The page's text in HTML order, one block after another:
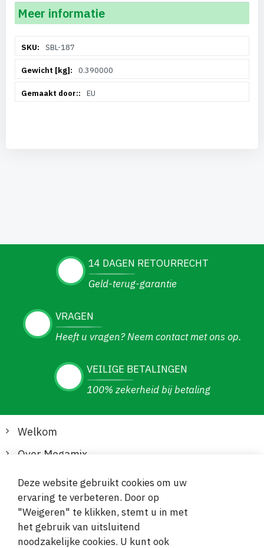
Meer informatie
informatieSBL-187
0.390000
EU
14 DAGEN RETOURRECHT
Geld-terug-garantie
VRAGEN
Heeft u vragen? Neem contact met ons op.
VEILIGE BETALINGEN
100% zekerheid bij betaling
Welkom
Over Megamix
Informatie
Klantenservice
Veilige en gemakkelijke betalingen
Deze website gebruikt cookies om uw
ervaring te verbeteren. Door op
"Weigeren" te klikken, stemt u in met
het gebruik van uitsluitend
noodzakelijke cookies. U kunt ook